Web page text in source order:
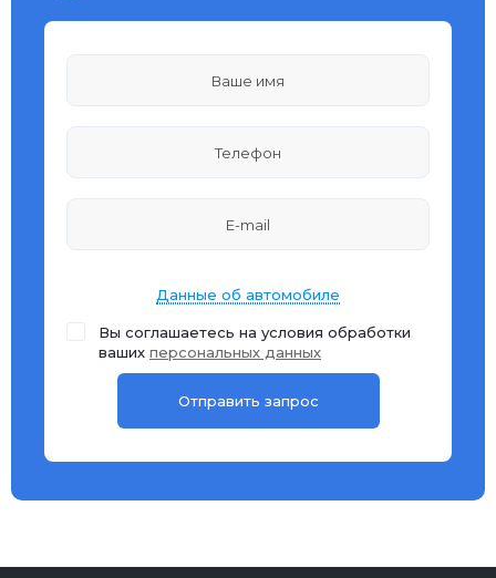
Данные об автомобиле
Вы соглашаетесь на условия обработки
ваших персональных данных